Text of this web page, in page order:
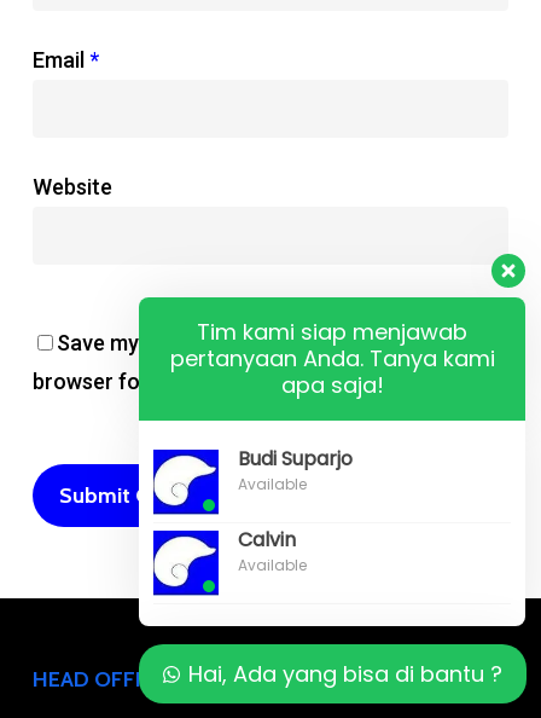
Email *
Website
Save my name, email, and website in this
browser for the next time I comment.
HEAD OFFICE
Tim kami siap menjawab
pertanyaan Anda. Tanya kami
apa saja!
Budi Suparjo
Available
Calvin
Available
Hai, Ada yang bisa di bantu ?